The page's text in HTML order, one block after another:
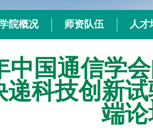
院概况 师资队伍 人才
中国通信学
递科技创新
端